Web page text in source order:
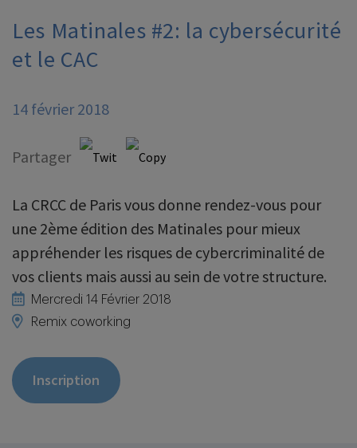
Les Matinales #2: la cybersécurité
et le CAC
14 février 2018
Partager
La CRCC de Paris vous donne rendez-vous pour
une 2ème édition des Matinales pour mieux
appréhender les risques de cybercriminalité de
vos clients mais aussi au sein de votre structure.
Mercredi 14 Février 2018
Remix coworking
Inscription